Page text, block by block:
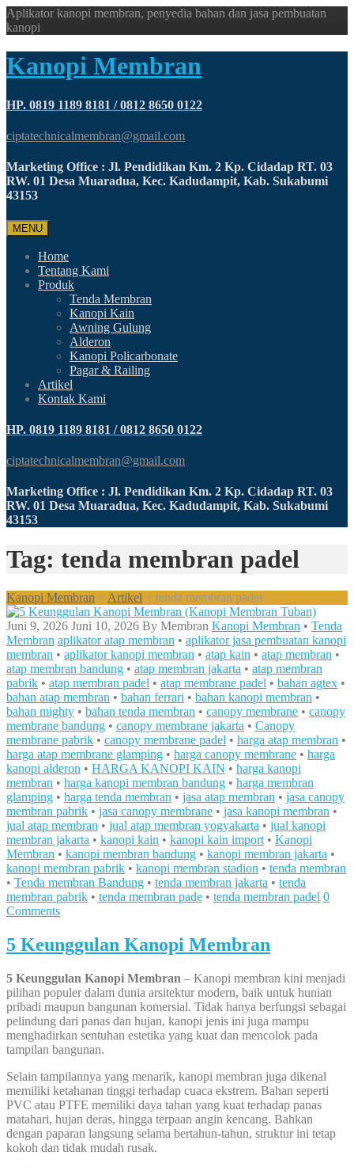
Aplikator kanopi membran, penyedia bahan dan jasa pembuatan
kanopi
Kanopi Membran
HP. 0819 1189 8181 / 0812 8650 0122
ciptatechnicalmembran@gmail.com
Marketing Office : Jl. Pendidikan Km. 2 Kp. Cidadap RT. 03
RW. 01 Desa Muaradua, Kec. Kadudampit, Kab. Sukabumi
43153
MENU
Home
Tentang Kami
Produk
Tenda Membran
Kanopi Kain
Awning Gulung
Alderon
Kanopi Policarbonate
Pagar & Railing
Artikel
Kontak Kami
HP. 0819 1189 8181 / 0812 8650 0122
ciptatechnicalmembran@gmail.com
Marketing Office : Jl. Pendidikan Km. 2 Kp. Cidadap RT. 03
RW. 01 Desa Muaradua, Kec. Kadudampit, Kab. Sukabumi
43153
Tag: tenda membran padel
Kanopi Membran > Artikel > tenda membran padel
Juni 9, 2026 Juni 10, 2026 By Membran Kanopi Membran • Tenda
Membran aplikator atap membran • aplikator jasa pembuatan kanopi
membran • aplikator kanopi membran • atap kain • atap membran •
atap membran bandung • atap membran jakarta • atap membran
pabrik • atap membran padel • atap membrane padel • bahan agtex •
bahan atap membran • bahan ferrari • bahan kanopi membran •
bahan mighty • bahan tenda membran • canopy membrane • canopy
membrane bandung • canopy membrane jakarta • Canopy
membrane pabrik • canopy membrane padel • harga atap membran •
harga atap membrane glamping • harga canopy membrane • harga
kanopi alderon • HARGA KANOPI KAIN • harga kanopi
membran • harga kanopi membran bandung • harga membran
glamping • harga tenda membran • jasa atap membran • jasa canopy
membran pabrik • jasa canopy membrane • jasa kanopi membran •
jual atap membran • jual atap membran yogyakarta • jual kanopi
membran jakarta • kanopi kain • kanopi kain import • Kanopi
Membran • kanopi membran bandung • kanopi membran jakarta •
kanopi membran pabrik • kanopi membran stadion • tenda membran
• Tenda membran Bandung • tenda membran jakarta • tenda
membran pabrik • tenda membran pade • tenda membran padel 0
Comments
5 Keunggulan Kanopi Membran
5 Keunggulan Kanopi Membran – Kanopi membran kini menjadi
pilihan populer dalam dunia arsitektur modern, baik untuk hunian
pribadi maupun bangunan komersial. Tidak hanya berfungsi sebagai
pelindung dari panas dan hujan, kanopi jenis ini juga mampu
menghadirkan sentuhan estetika yang kuat dan mencolok pada
tampilan bangunan.
Selain tampilannya yang menarik, kanopi membran juga dikenal
memiliki ketahanan tinggi terhadap cuaca ekstrem. Bahan seperti
PVC atau PTFE memiliki daya tahan yang kuat terhadap panas
matahari, hujan deras, hingga terpaan angin kencang. Bahkan
dengan paparan langsung selama bertahun-tahun, struktur ini tetap
kokoh dan tidak mudah rusak.